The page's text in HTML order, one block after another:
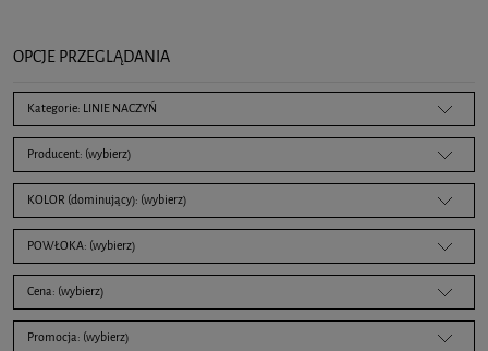
OPCJE PRZEGLĄDANIA
Kategorie: LINIE NACZYŃ
Producent: (wybierz)
KOLOR (dominujący): (wybierz)
POWŁOKA: (wybierz)
Cena: (wybierz)
Promocja: (wybierz)